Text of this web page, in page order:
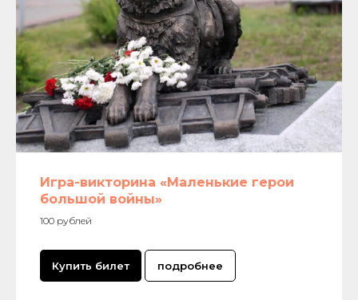
Игра-викторина «Маленькие герои
большой войны»
100 рублей
Купить билет подробнее